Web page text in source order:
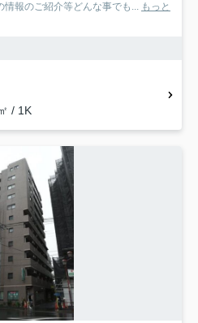
報のご紹介等どんな事でも... もっと
/ 1K